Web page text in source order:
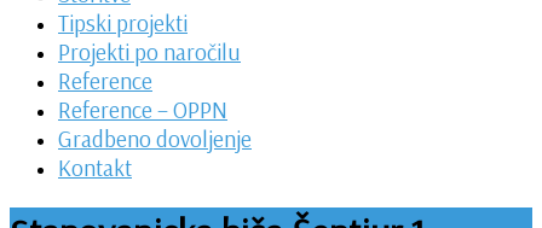
Tipski projekti
Projekti po naročilu
Reference
Reference – OPPN
Gradbeno dovoljenje
Kontakt